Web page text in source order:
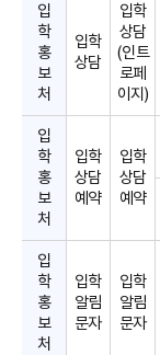
입
학
홍
보
처
입학
상담
입학
상담
(인트
로페
이지)
입
학
홍
보
처
입학
상담
예약
입학
상담
예약
입
학
홍
보
처
입학
알림
문자
입학
알림
문자